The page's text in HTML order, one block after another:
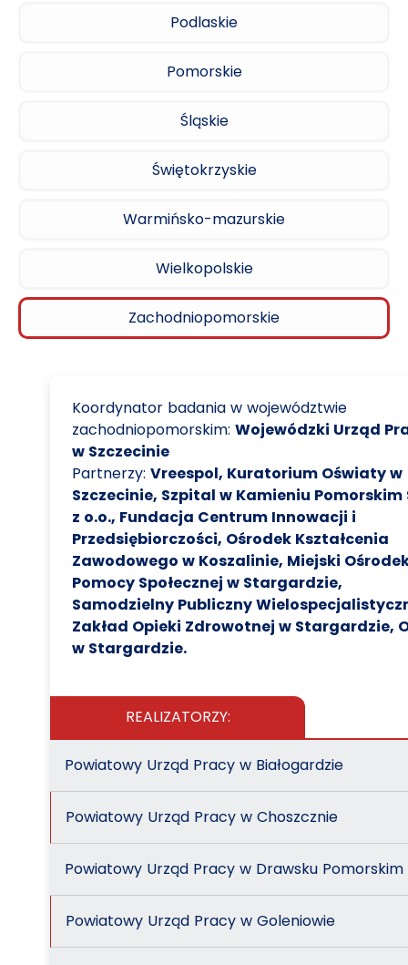
Podlaskie
Pomorskie
Śląskie
Świętokrzyskie
Warmińsko-mazurskie
Wielkopolskie
Zachodniopomorskie
Koordynator badania w województwie
zachodniopomorskim: Wojewódzki Urząd
w Szczecinie
Partnerzy: Vreespol, Kuratorium Oświaty w
Szczecinie, Szpital w Kamieniu Pomorskim
z o.o., Fundacja Centrum Innowacji i
Przedsiębiorczości, Ośrodek Kształcenia
Zawodowego w Koszalinie, Miejski
Pomocy Społecznej w Stargardzie,
Samodzielny Publiczny
Zakład Opieki Zdrowotnej w Stargardzie,
w Stargardzie.
REALIZATORZY:
Powiatowy Urząd Pracy w Białogardzie
Powiatowy Urząd Pracy w Choszcznie
Powiatowy Urząd Pracy w Drawsku Pomorskim
Powiatowy Urząd Pracy w Goleniowie